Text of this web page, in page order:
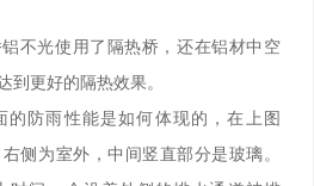
不光使用了隔热桥，还在铝材中空
到更好的隔热效果。
的防雨性能是如何体现的，在上图
侧为室外，中间竖直部分是玻璃。